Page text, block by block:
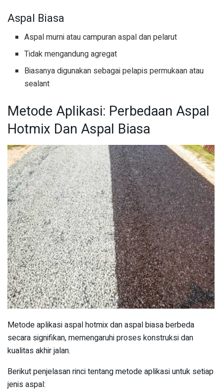
Aspal Biasa
Aspal murni atau campuran aspal dan pelarut
Tidak mengandung agregat
Biasanya digunakan sebagai pelapis permukaan atau
sealant
Metode Aplikasi: Perbedaan Aspal
Hotmix Dan Aspal Biasa
Metode aplikasi aspal hotmix dan aspal biasa berbeda
secara signifikan, memengaruhi proses konstruksi dan
kualitas akhir jalan.
Berikut penjelasan rinci tentang metode aplikasi untuk setiap
jenis aspal: